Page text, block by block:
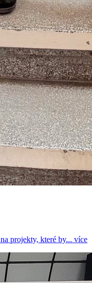
projekty, které by... více